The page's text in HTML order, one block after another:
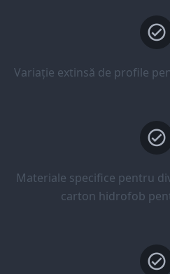
Variație extinsă de profile
Materiale specifice pentru
carton hidrofob